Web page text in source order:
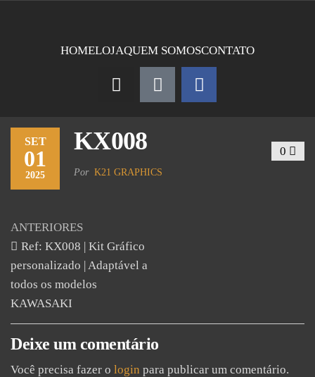
HOMELOJAQUEM SOMOSCONTATO
SET
01
2025
0
KX008
Por K21 GRAPHICS
ANTERIORES
Ref: KX008 | Kit Gráfico
personalizado | Adaptável a
todos os modelos
KAWASAKI
Deixe um comentário
Você precisa fazer o login para publicar um comentário.